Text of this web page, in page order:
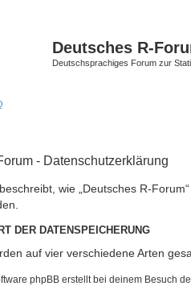
Deutsches R-
Deutschsprachiges Forum zur
- Datenschutzerklärung
wie „Deutsches R-
DER DATENSPEICHERUNG
auf vier verschiedene Arten
phpBB erstellt bei deinem Besuch